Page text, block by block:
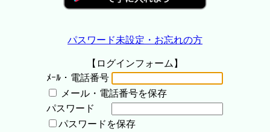
パスワード未設定・お忘れの方
【ログインフォーム】
ﾒｰﾙ・電話番号
メール・電話番号を保存
パスワード
パスワードを保存